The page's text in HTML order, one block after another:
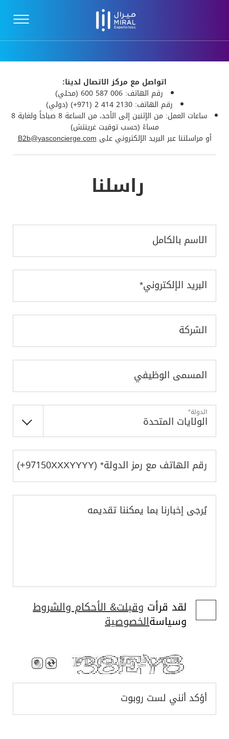
اتواصل مع مركز الاتصال لدينا:
رقم الهاتف: 006 587 600 (محلي)
رقم الهاتف: 2130 414 2 (971+) (دولي)
ساعات العمل: من الإثنين إلى الأحد، من الساعة 8 صباحاً ولغاية 8
مساءً (حسب توقيت غرينتش)
أو مراسلتنا عبر البريد الإلكتروني على B2b@yasconcierge.com
راسلنا
الاسم بالكامل
البريد الإلكتروني*
الشركة
المسمى الوظيفي
الدولة*
رقم الهاتف مع رمز الدولة* (‎+97150XXXYYYY)
يُرجى إخبارنا بما يمكننا تقديمه
لقد قرأت وقبلت& الأحكام والشروط
وسياسةالخصوصية
أؤكد أنني لست روبوت